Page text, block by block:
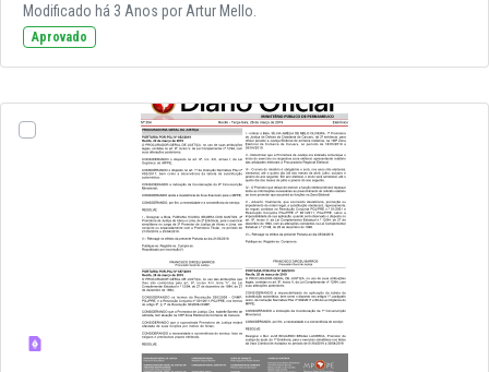
Modificado há 3 Anos por Artur Mello.
Aprovado